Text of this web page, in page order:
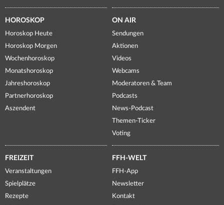
HOROSKOP
Horoskop Heute
Horoskop Morgen
Wochenhoroskop
Monatshoroskop
Jahreshoroskop
Partnerhoroskop
Aszendent
ON AIR
Sendungen
Aktionen
Videos
Webcams
Moderatoren & Team
Podcasts
News-Podcast
Themen-Ticker
Voting
FREIZEIT
Veranstaltungen
Spielplätze
Rezepte
FFH-WELT
FFH-App
Newsletter
Kontakt